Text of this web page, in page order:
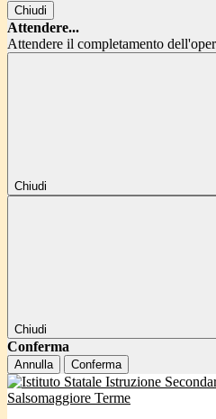
Chiudi
Attendere...
Attendere il completamento
Chiudi
Chiudi
Conferma
Annulla Conferma